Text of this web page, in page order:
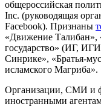
общероссийская
Inc. (руководящая
Facebook). Признаны
«Движение Талибан»,
государство» (ИГ,
Синрике», «Братья-
исламского Магриба».
Организации, СМИ и
иностранными